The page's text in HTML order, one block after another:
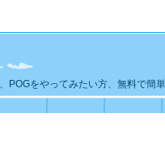
をやってみたい方、無料で簡